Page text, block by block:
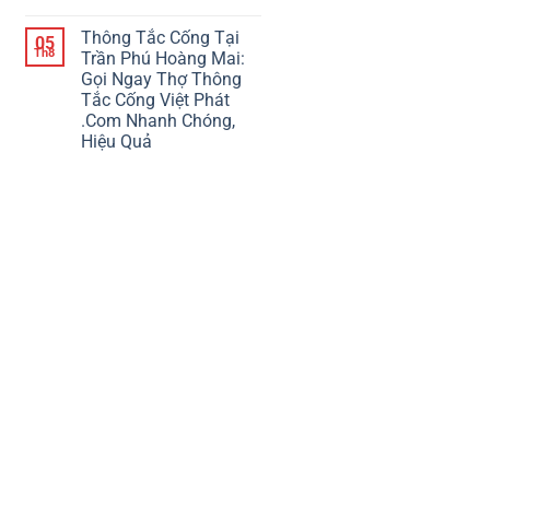
05
Th8
Thông Tắc Cống Tại
Trần Phú Hoàng Mai:
Gọi Ngay Thợ Thông
Tắc Cống Việt Phát
.Com Nhanh Chóng,
Hiệu Quả